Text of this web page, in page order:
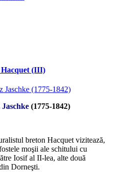
Hacquet (III)
(1775-1842)
breton Hacquet vizitează,
moşii ale schitului cu
Iosif al II-lea, alte două
Dorneşti.